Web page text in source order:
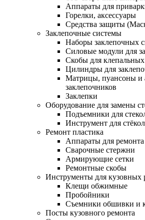
Аппараты для
Горелки, аксессуары
Средства защиты
Заклепочные системы
Наборы заклепочных
Силовые модули для
Скобы для
Цилиндры для
Матрицы, пуансоны и
заклепочников
Заклепки
Оборудование для замены
Подъемники для
Инструмент для стёкол
Ремонт пластика
Аппараты для ремонта
Сварочные стержни
Армирующие сетки
Ремонтные скобы
Инструменты для кузовных
Клещи обжимные
Пробойники
Съемники обшивки и
Посты кузовного ремонта